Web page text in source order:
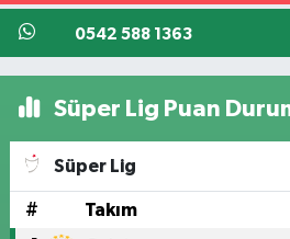
0542 588 1363
Süper Lig Puan
Süper Lig
# Takım